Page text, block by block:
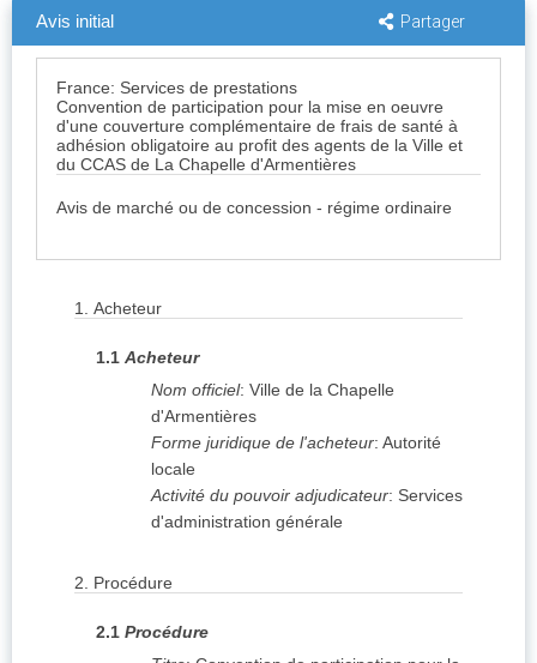
Avis initial Partager
France: Services de prestations
Convention de participation pour la mise en oeuvre
d'une couverture complémentaire de frais de santé à
adhésion obligatoire au profit des agents de la Ville et
du CCAS de La Chapelle d'Armentières
Avis de marché ou de concession - régime ordinaire
1. Acheteur
1.1 Acheteur
Nom officiel: Ville de la Chapelle
d'Armentières
Forme juridique de l'acheteur: Autorité
locale
Activité du pouvoir adjudicateur: Services
d'administration générale
2. Procédure
2.1 Procédure